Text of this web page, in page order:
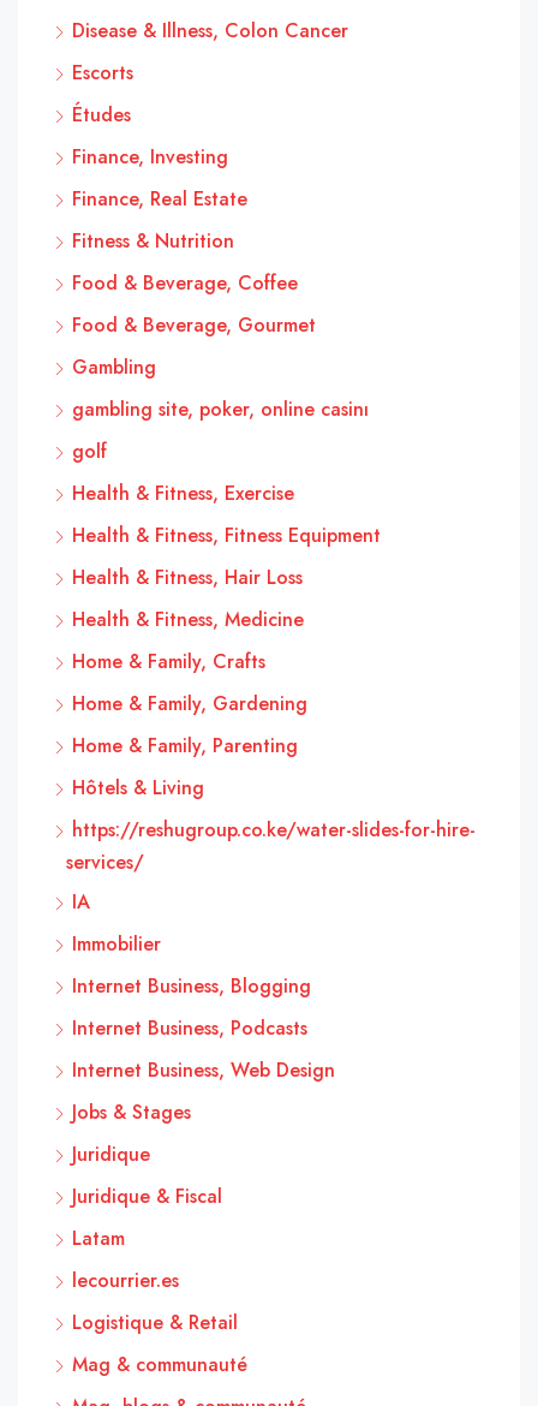
Disease & Illness, Colon Cancer
Escorts
Études
Finance, Investing
Finance, Real Estate
Fitness & Nutrition
Food & Beverage, Coffee
Food & Beverage, Gourmet
Gambling
gambling site, poker, online casinı
golf
Health & Fitness, Exercise
Health & Fitness, Fitness Equipment
Health & Fitness, Hair Loss
Health & Fitness, Medicine
Home & Family, Crafts
Home & Family, Gardening
Home & Family, Parenting
Hôtels & Living
https://reshugroup.co.ke/water-slides-for-hire-
services/
IA
Immobilier
Internet Business, Blogging
Internet Business, Podcasts
Internet Business, Web Design
Jobs & Stages
Juridique
Juridique & Fiscal
Latam
lecourrier.es
Logistique & Retail
Mag & communauté